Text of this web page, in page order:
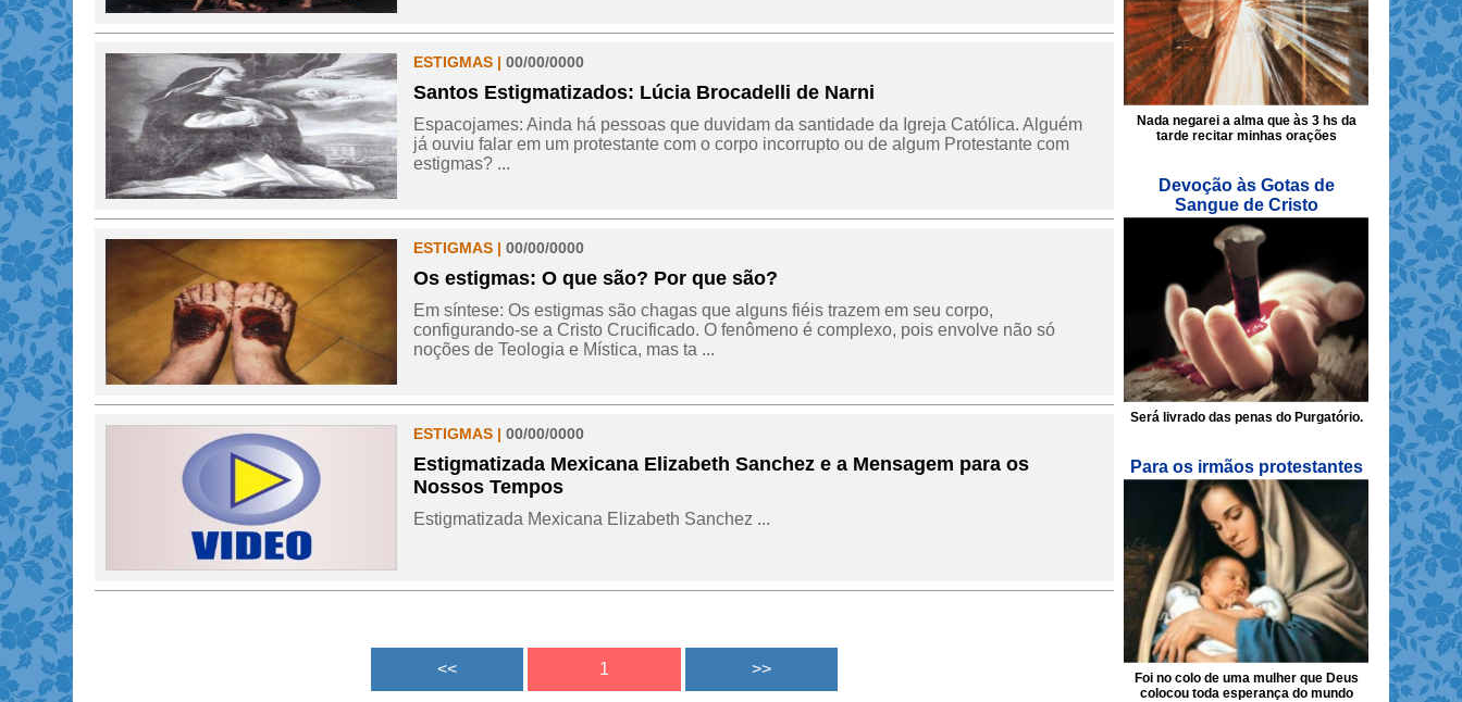
ESTIGMAS | 00/00/0000
Santos Estigmatizados: Lúcia Brocadelli de Narni
Espacojames: Ainda há pessoas que duvidam da santidade da Igreja Católica. Alguém
já ouviu falar em um protestante com o corpo incorrupto ou de algum Protestante com
estigmas? ...
ESTIGMAS | 00/00/0000
Os estigmas: O que são? Por que são?
Em síntese: Os estigmas são chagas que alguns fiéis trazem em seu corpo,
configurando-se a Cristo Crucificado. O fenômeno é complexo, pois envolve não só
noções de Teologia e Mística, mas ta ...
ESTIGMAS | 00/00/0000
Estigmatizada Mexicana Elizabeth Sanchez e a Mensagem para os
Nossos Tempos
Estigmatizada Mexicana Elizabeth Sanchez ...
Nada negarei a alma que às 3 hs da
tarde recitar minhas orações
Devoção às Gotas de
Sangue de Cristo
Será livrado das penas do Purgatório.
Para os irmãos protestantes
Foi no colo de uma mulher que Deus
colocou toda esperança do mundo